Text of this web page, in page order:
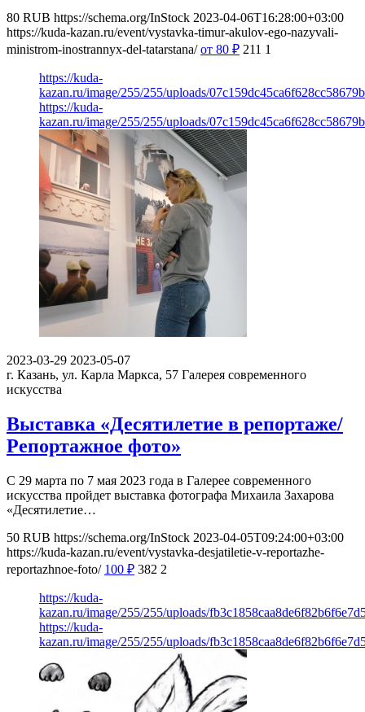
80 RUB https://schema.org/InStock 2023-04-06T16:28:00+03:00
https://kuda-kazan.ru/event/vystavka-timur-akulov-ego-nazyvali-
ministrom-inostrannyx-del-tatarstana/ от 80 ₽ 211 1
https://kuda-
kazan.ru/image/255/255/uploads/
https://kuda-
kazan.ru/image/255/255/uploads/
2023-03-29 2023-05-07
г. Казань, ул. Карла Маркса, 57 Галерея современного
искусства
Выставка «Десятилетие в репортаже/
Репортажное фото»
С 29 марта по 7 мая 2023 года в Галерее современного
искусства пройдет выставка фотографа Михаила Захарова
«Десятилетие…
50 RUB https://schema.org/InStock 2023-04-05T09:24:00+03:00
https://kuda-kazan.ru/event/vystavka-desjatiletie-v-reportazhe-
reportazhnoe-foto/ 100 ₽ 382 2
https://kuda-
kazan.ru/image/255/255/uploads/
https://kuda-
kazan.ru/image/255/255/uploads/